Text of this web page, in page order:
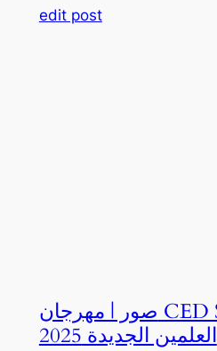
edit post
صور | مهرجان CED Sportival في
العلمين الجديدة 2025